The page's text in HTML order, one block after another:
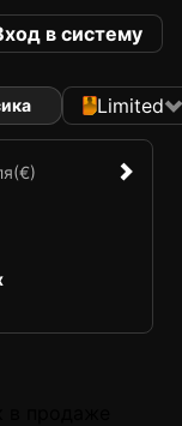
в систему
Limited
(€)